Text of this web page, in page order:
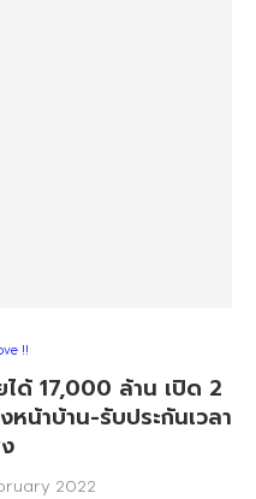
!!
ได้ 17,000 ล้าน เปิด 2
น้าบ้าน-รับประกันเวลา
2022